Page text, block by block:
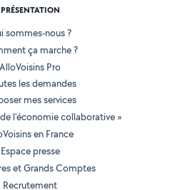
PRÉSENTATION
sommes-nous ?
ça marche ?
AlloVoisins Pro
les demandes
mes services
l'économie collaborative »
en France
Espace presse
et Grands Comptes
Recrutement